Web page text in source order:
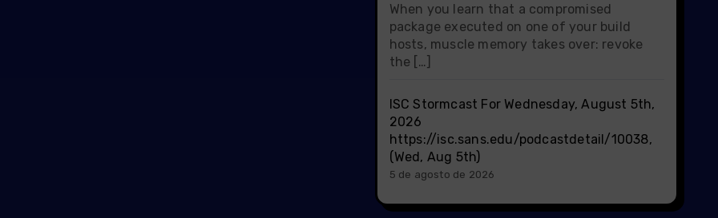
When you learn that a compromised
package executed on one of your build
hosts, muscle memory takes over: revoke
the […]
ISC Stormcast For Wednesday, August 5th,
2026
https://isc.sans.edu/podcastdetail/10038,
(Wed, Aug 5th)
5 de agosto de 2026